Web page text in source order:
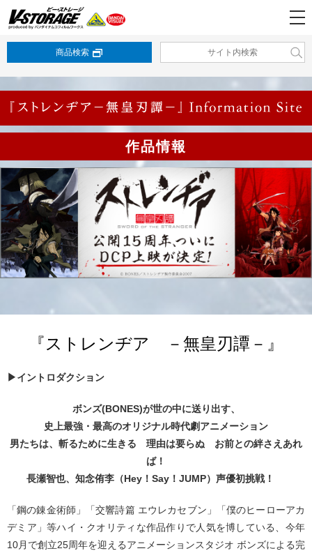
商品検索
作品情報
『ストレンヂア －無皇刃譚－』
▶イントロダクション
ボンズ(BONES)が世の中に送り出す、
史上最強・最高のオリジナル時代劇アニメーション
男たちは、斬るために生きる 理由は要らぬ お前との絆さえあれ
ば！
長瀬智也、知念侑李（Hey！Say！JUMP）声優初挑戦！
「鋼の錬金術師」「交響詩篇 エウレカセブン」「僕のヒーローアカ
デミア」等ハイ・クオリティな作品作りで人気を博している、今年
10月で創立25周年を迎えるアニメーションスタジオ ボンズによる完